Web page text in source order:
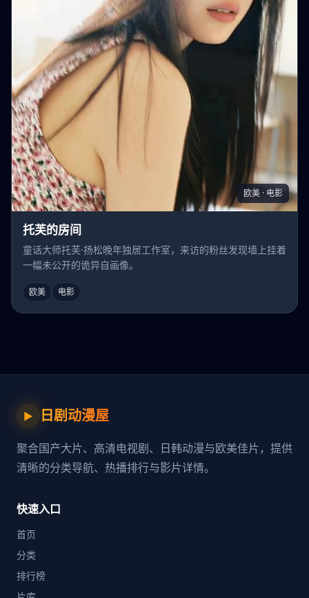
欧美 · 电影
托芙的房间
童话大师托芙·扬松晚年独居工作室，来访的粉丝发现墙上挂着
一幅未公开的诡异自画像。
欧美 电影
▶ 日剧动漫屋
聚合国产大片、高清电视剧、日韩动漫与欧美佳片，提供
清晰的分类导航、热播排行与影片详情。
快速入口
首页
分类
排行榜